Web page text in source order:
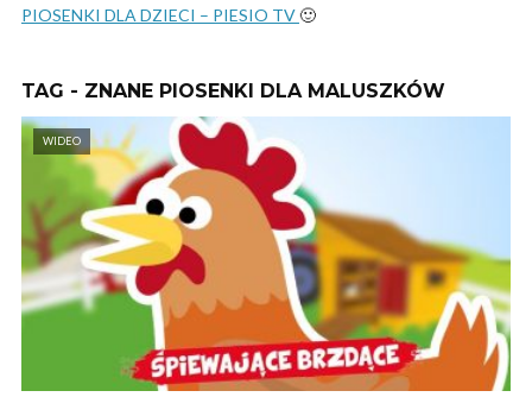
PIOSENKI DLA DZIECI – PIESIO TV🙂
TAG - ZNANE PIOSENKI DLA MALUSZKÓW
WIDEO